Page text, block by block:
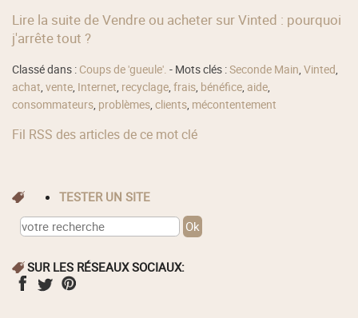
Lire la suite de Vendre ou acheter sur Vinted : pourquoi
j'arrête tout ?
Classé dans : Coups de 'gueule'. - Mots clés :Seconde Main,Vinted,
achat,vente, Internet, recyclage,frais, bénéfice, aide,
consommateurs, problèmes,clients, mécontentement
Fil RSS des articles de ce mot clé
TESTER UN SITE
SUR LES RÉSEAUX SOCIAUX: